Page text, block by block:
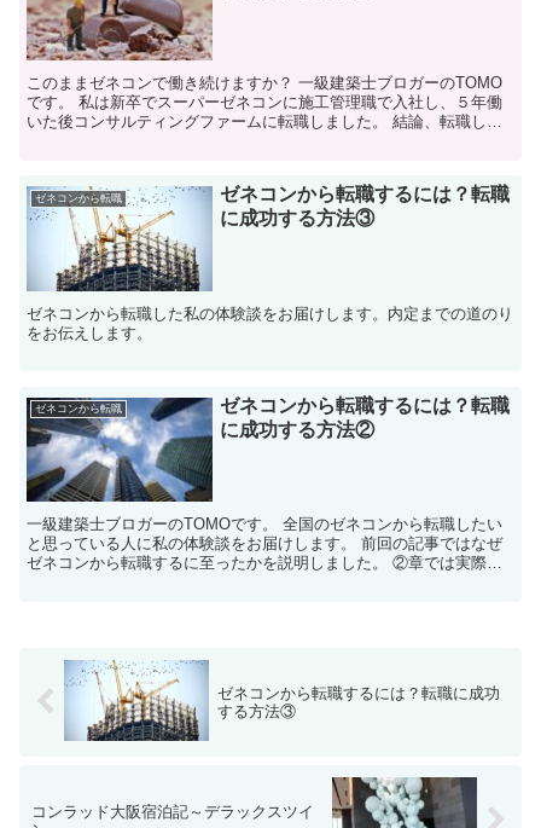
このままゼネコンで働き続けますか？ 一級建築士ブロガーのTOMO
です。 私は新卒でスーパーゼネコンに施工管理職で入社し、５年働
いた後コンサルティングファームに転職しました。 結論、転職して
ゼネコンから転職
ゼネコンから転職するには？転職
に成功する方法③
ゼネコンから転職した私の体験談をお届けします。内定までの道のり
をお伝えします。
ゼネコンから転職
ゼネコンから転職するには？転職
に成功する方法②
一級建築士ブロガーのTOMOです。 全国のゼネコンから転職したい
と思っている人に私の体験談をお届けします。 前回の記事ではなぜ
ゼネコンから転職するに至ったかを説明しました。 ②章では実際に
ゼネコンから転職するには？転職に成功
する方法③
コンラッド大阪宿泊記～デラックスツイ